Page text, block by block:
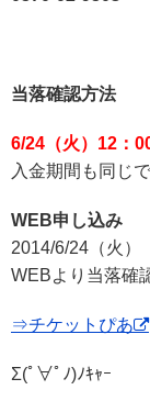
当落確認方法
6/24（火）12：
入金期間も同じ
WEB申し込み
2014/6/24（火
WEBより当落確
⇒チケットぴあ
Σ(ﾟ∀ﾟﾉ)ﾉｷｬｰ